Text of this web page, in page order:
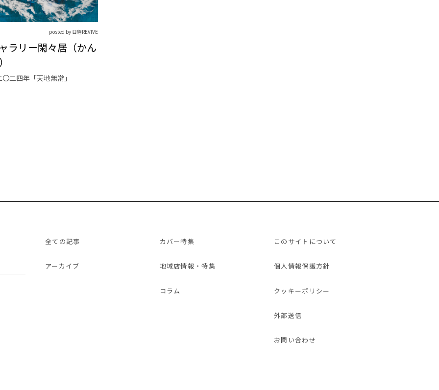
posted by 日経REVIVE
ラリー閑々居（かん
二四年「天地無常」
全ての記事
アーカイブ
カバー特集
地域店情報・特集
コラム
このサイトについて
個人情報保護方針
クッキーポリシー
外部送信
お問い合わせ